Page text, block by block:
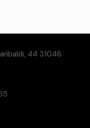
44 31046